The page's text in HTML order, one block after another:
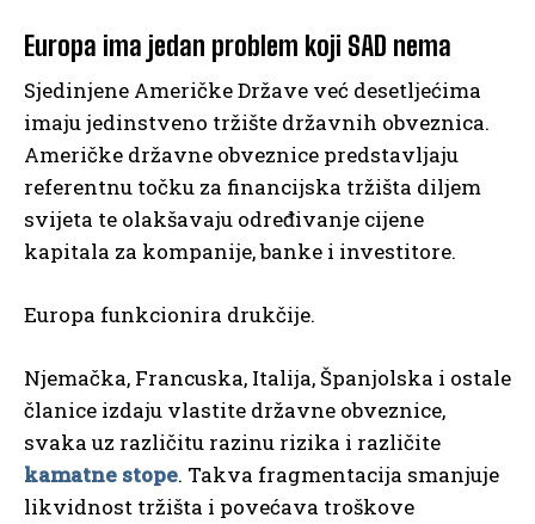
Europa ima jedan problem koji SAD nema
Sjedinjene Američke Države već desetljećima
imaju jedinstveno tržište državnih obveznica.
Američke državne obveznice predstavljaju
referentnu točku za financijska tržišta diljem
svijeta te olakšavaju određivanje cijene
kapitala za kompanije, banke i investitore.
Europa funkcionira drukčije.
Njemačka, Francuska, Italija, Španjolska i ostale
članice izdaju vlastite državne obveznice,
svaka uz različitu razinu rizika i različite
kamatne stope. Takva fragmentacija smanjuje
likvidnost tržišta i povećava troškove